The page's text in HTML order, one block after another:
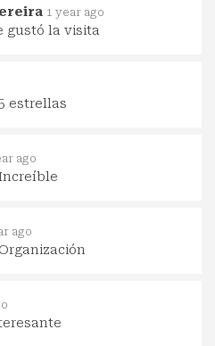
1 year ago
gustó la visita
estrellas
ago
ago
Organización